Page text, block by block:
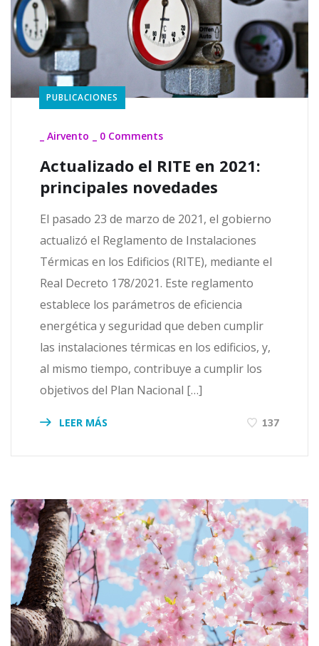
PUBLICACIONES
Airvento 0 Comments
Actualizado el RITE en 2021:
principales novedades
El pasado 23 de marzo de 2021, el gobierno
actualizó el Reglamento de Instalaciones
Térmicas en los Edificios (RITE), mediante el
Real Decreto 178/2021. Este reglamento
establece los parámetros de eficiencia
energética y seguridad que deben cumplir
las instalaciones térmicas en los edificios, y,
al mismo tiempo, contribuye a cumplir los
objetivos del Plan Nacional […]
LEER MÁS 137